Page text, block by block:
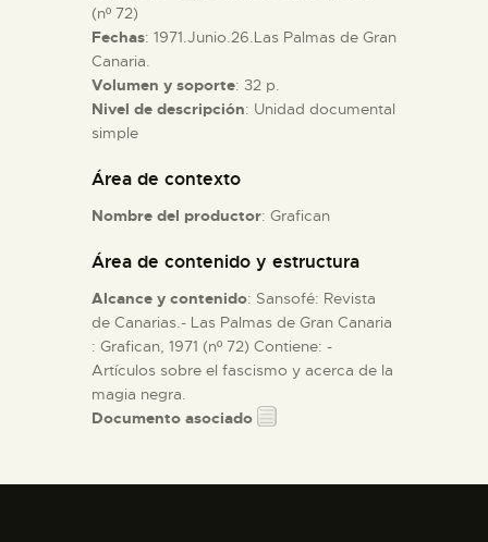
DIDÁCTICA
ESPAÑOL
(nº 72)
Fechas: 1971.Junio.26.Las Palmas de Gran
Canaria.
Volumen y soporte: 32 p.
Nivel de descripción: Unidad documental
simple
Área de contexto
Nombre del productor: Grafican
Área de contenido y estructura
Alcance y contenido: Sansofé: Revista
de Canarias.- Las Palmas de Gran Canaria
: Grafican, 1971 (nº 72) Contiene: -
Artículos sobre el fascismo y acerca de la
magia negra.
Documento asociado